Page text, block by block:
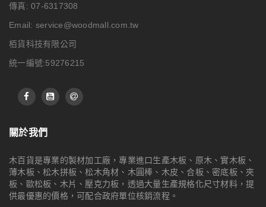
傳真: 07-6317308
Email: service@woodmall.com.tw
栢貨科技有限公司
統一編號:59276215
關於我們
木百貨是專業的製材加工廠，專業進口生產木板、原木、實木板、
薄木板、松木拼板、松木角材、木圓棒、木皮、合板、密底板、夾
板、歐松板、木片、壓克力板，透過大量生產規格化尺寸材料，提
供最優惠的價格，可配合政府單位核銷流程。